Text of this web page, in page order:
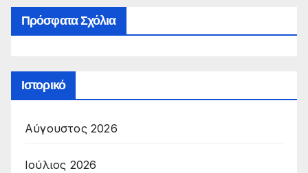
Πρόσφατα Σχόλια
Ιστορικό
Αύγουστος 2026
Ιούλιος 2026